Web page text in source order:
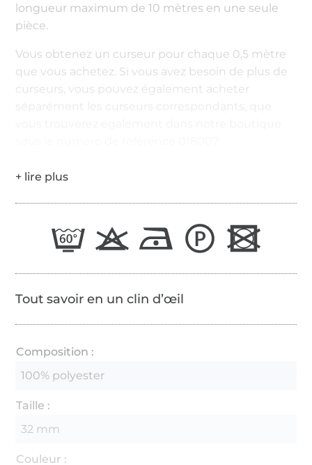
longueur maximum de 10 mètres en une seule
pièce.
Vous obtenez un curseur pour chaque 0,5 mètre
que vous achetez. Si vous avez besoin de plus de
curseurs, vous pouvez également acheter
Tout savoir en un clin d’œil
Composition :
100% polyester
Taille :
32 mm
Couleur :